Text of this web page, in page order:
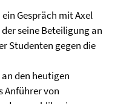
Gespräch mit Axel
seine Beteiligung an
Studenten gegen die
den heutigen
Anführer von